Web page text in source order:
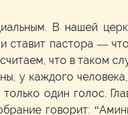
В нашей
ставит пастора —
что в таком
у каждого
один голос.
говорит: